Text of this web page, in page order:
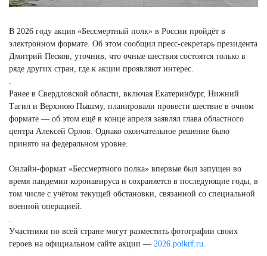
В 2026 году акция «Бессмертный полк» в России пройдёт в
электронном формате. Об этом сообщил пресс-секретарь президента
Дмитрий Песков, уточнив, что очные шествия состоятся только в
ряде других стран, где к акции проявляют интерес.
.
Ранее в Свердловской области, включая Екатеринбург, Нижний
Тагил и Верхнюю Пышму, планировали провести шествие в очном
формате — об этом ещё в конце апреля заявлял глава областного
центра Алексей Орлов. Однако окончательное решение было
принято на федеральном уровне.
Онлайн-формат «Бессмертного полка» впервые был запущен во
время пандемии коронавируса и сохраняется в последующие годы, в
том числе с учётом текущей обстановки, связанной со специальной
военной операцией.
.
Участники по всей стране могут разместить фотографии своих
героев на официальном сайте акции — 2026.polkrf.ru.